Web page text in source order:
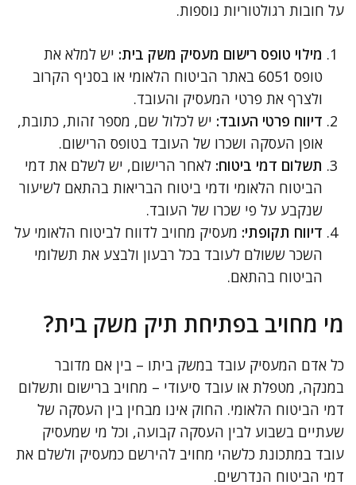
על חובות רגולטוריות נוספות.
מילוי טופס רישום מעסיק משק בית: יש למלא את
טופס 6051 באתר הביטוח הלאומי או בסניף הקרוב
ולצרף את פרטי המעסיק והעובד.
דיווח פרטי העובד: יש לכלול שם, מספר זהות, כתובת,
אופן העסקה ושכרו של העובד בטופס הרישום.
תשלום דמי ביטוח: לאחר הרישום, יש לשלם את דמי
הביטוח הלאומי ודמי ביטוח הבריאות בהתאם לשיעור
שנקבע על פי שכרו של העובד.
דיווח תקופתי: מעסיק מחויב לדווח לביטוח הלאומי על
השכר ששולם לעובד בכל רבעון ולבצע את תשלומי
הביטוח בהתאם.
מי מחויב בפתיחת תיק משק בית?
כל אדם המעסיק עובד במשק ביתו – בין אם מדובר
במנקה, מטפלת או עובד סיעודי – מחויב ברישום ותשלום
דמי הביטוח הלאומי. החוק אינו מבחין בין העסקה של
שעתיים בשבוע לבין העסקה קבועה, וכל מי שמעסיק
עובד במתכונת כלשהי מחויב להירשם כמעסיק ולשלם את
דמי הביטוח הנדרשים.